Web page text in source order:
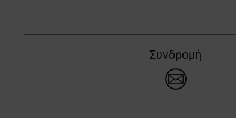
Συνδρομή